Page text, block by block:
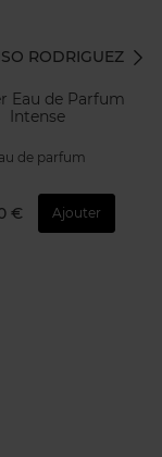
RODRIGUEZ
Eau de Parfum
Intense
de parfum
€ Ajouter